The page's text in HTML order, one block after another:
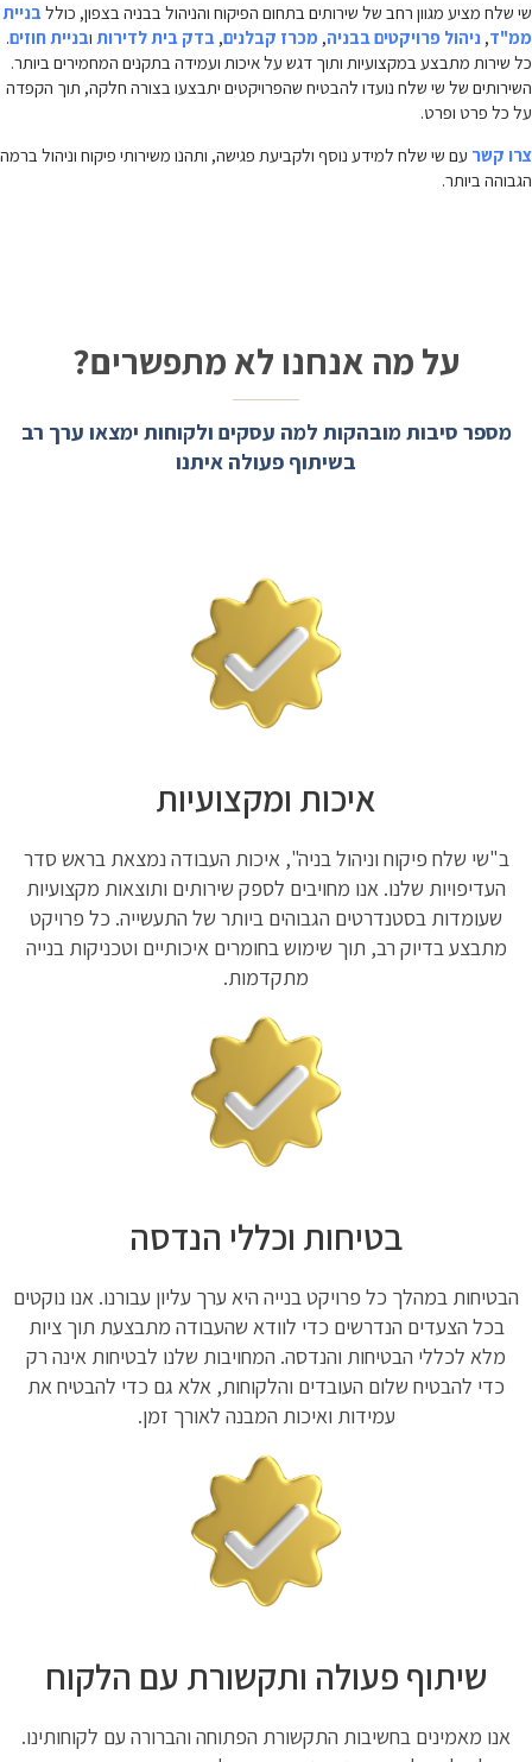
שי שלח מציע מגוון רחב של שירותים בתחום הפיקוח והניהול בבניה בצפון, כוללבניית
ממ"ד, ניהול פרויקטים בבניה, מכרז קבלנים, בדק בית לדירות ובניית חוזים.
כל שירות מתבצע במקצועיות ותוך דגש על איכות ועמידה בתקנים המחמירים ביותר.
השירותים של שי שלח נועדו להבטיח שהפרויקטים יתבצעו בצורה חלקה, תוך הקפדה
על כל פרט ופרט.
צרו קשר עם שי שלח למידע נוסף ולקביעת פגישה, ותהנו משירותי פיקוח וניהול ברמה
הגבוהה ביותר.
על מה אנחנו לא מתפשרים?
מספר סיבות מובהקות למה עסקים ולקוחות ימצאו ערך רב
בשיתוף פעולה איתנו
איכות ומקצועיות
ב"שי שלח פיקוח וניהול בניה", איכות העבודה נמצאת בראש סדר
העדיפויות שלנו. אנו מחויבים לספק שירותים ותוצאות מקצועיות
שעומדות בסטנדרטים הגבוהים ביותר של התעשייה. כל פרויקט
מתבצע בדיוק רב, תוך שימוש בחומרים איכותיים וטכניקות בנייה
מתקדמות.
בטיחות וכללי הנדסה
הבטיחות במהלך כל פרויקט בנייה היא ערך עליון עבורנו. אנו נוקטים
בכל הצעדים הנדרשים כדי לוודא שהעבודה מתבצעת תוך ציות
מלא לכללי הבטיחות והנדסה. המחויבות שלנו לבטיחות אינה רק
כדי להבטיח שלום העובדים והלקוחות, אלא גם כדי להבטיח את
עמידות ואיכות המבנה לאורך זמן.
שיתוף פעולה ותקשורת עם הלקוח
אנו מאמינים בחשיבות התקשורת הפתוחה והברורה עם לקוחותינו.